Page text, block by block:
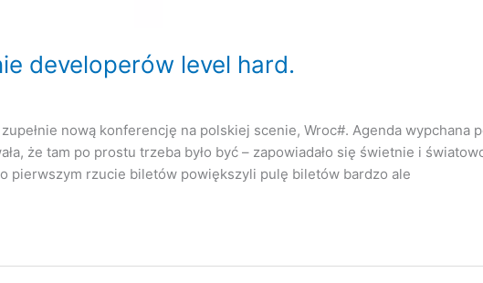
developerów level hard.
nową konferencję na polskiej scenie, Wroc#. Agenda wypchana
że tam po prostu trzeba było być – zapowiadało się świetnie i
pierwszym rzucie biletów powiększyli pulę biletów bardzo ale